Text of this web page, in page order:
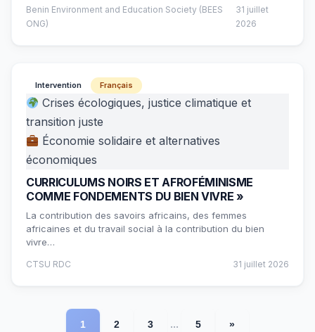
Benin Environment and Education Society (BEES
ONG)
31 juillet
2026
Intervention Français
Crises écologiques, justice climatique et
transition juste
Économie solidaire et alternatives
économiques
CURRICULUMS NOIRS ET AFROFÉMINISME
COMME FONDEMENTS DU BIEN VIVRE »
La contribution des savoirs africains, des femmes
africaines et du travail social à la contribution du bien
vivre…
CTSU RDC 31 juillet 2026
1 2 3 ... 5 »